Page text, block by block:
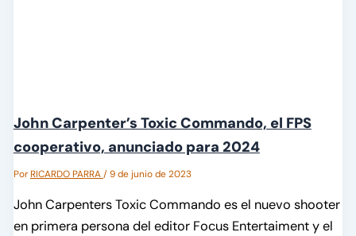
John Carpenter’s Toxic Commando, el FPS
cooperativo, anunciado para 2024
PorRICARDO PARRA/9 de junio de 2023
John Carpenters Toxic Commando es el nuevo shooter
en primera persona del editor Focus Entertaiment y el